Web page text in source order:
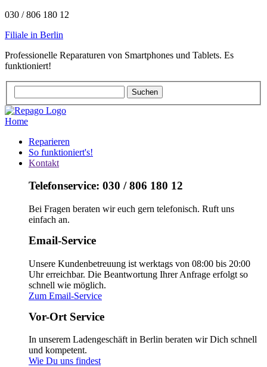
030 / 806 180 12
Filiale in Berlin
Professionelle Reparaturen von Smartphones und Tablets. Es
funktioniert!
Home
Reparieren
So funktioniert's!
Kontakt
Telefonservice: 030 / 806 180 12
Bei Fragen beraten wir euch gern telefonisch. Ruft uns
einfach an.
Email-Service
Unsere Kundenbetreuung ist werktags von 08:00 bis 20:00
Uhr erreichbar. Die Beantwortung Ihrer Anfrage erfolgt so
schnell wie möglich.
Zum Email-Service
Vor-Ort Service
In unserem Ladengeschäft in Berlin beraten wir Dich schnell
und kompetent.
Wie Du uns findest